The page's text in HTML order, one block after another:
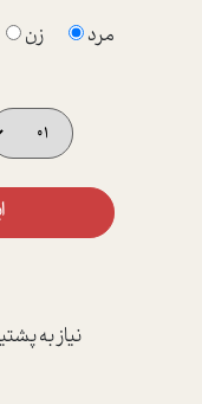
مرد
زن
نیاز به